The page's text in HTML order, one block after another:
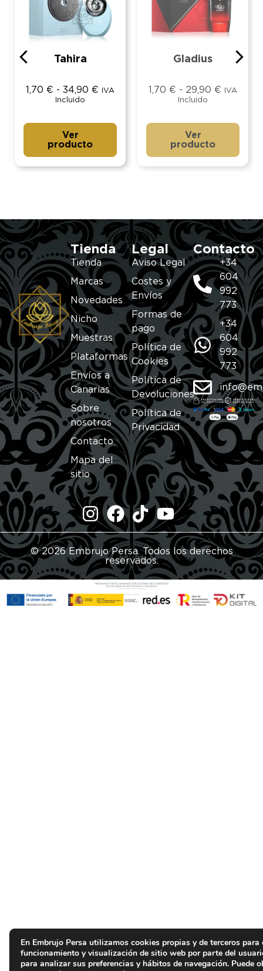
Tahira
1,70 € - 34,90 €
IVA
Incluido
Ver
producto
Gladius
1,70 € - 29,90 €
IVA
Incluido
Ver
producto
Tienda
Tienda
Marcas
Novedades
Nicho
Muestras
Plataformas
Envíos a
Canarias
Sobre
nosotros
Contacto
Mapa del
sitio
Legal
Aviso Legal
Costes y
Envíos
Formas de
pago
Política de
Cookies
Política de
Devoluciones
Política de
Privacidad
Contacto
+34
604
992
773
+34
604
992
773
© 2026 Embrujo Persa. Todos los derechos
reservados.
En Embrujo Persa utilizamos cookies propias y de terceros para
funcionamiento y visualización de sitio web por parte del
para analizar sus preferencias y hábitos de navegación. Puede